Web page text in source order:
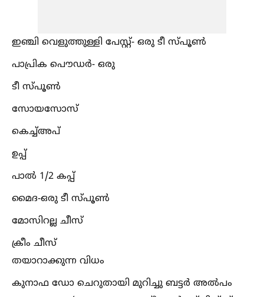
ഇഞ്ചി വെളുത്തുള്ളി പേസ്റ്റ്- ഒരു ടീ സ്പൂണ്‍
പാപ്രിക പൌഡർ- ഒരു
ടീ സ്പൂണ്‍
സോയസോസ്
കെച്ച്‌അപ്
ഉപ്പ്
പാല്‍ 1/2 കപ്പ്‌
മൈദ-ഒരു ടീ സ്പൂണ്‍
മോസിറല്ല ചീസ്
ക്രീം ചീസ്
തയാറാക്കുന്ന വിധം
കുനാഫ ഡോ ചെറുതായി മുറിച്ചു ബട്ടർ അല്‍പം